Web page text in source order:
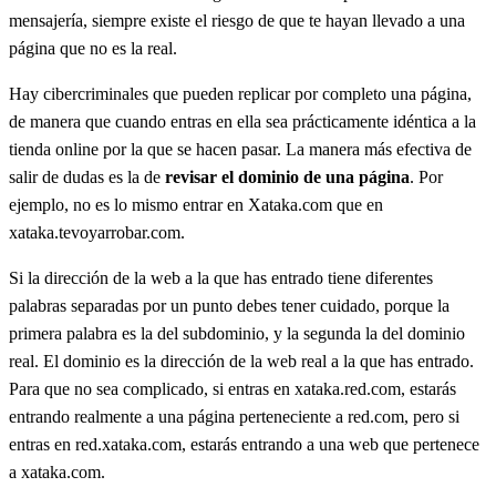
mensajería, siempre existe el riesgo de que te hayan llevado a una
página que no es la real.
Hay cibercriminales que pueden replicar por completo una página,
de manera que cuando entras en ella sea prácticamente idéntica a la
tienda online por la que se hacen pasar. La manera más efectiva de
salir de dudas es la de revisar el dominio de una página. Por
ejemplo, no es lo mismo entrar en Xataka.com que en
xataka.tevoyarrobar.com.
Si la dirección de la web a la que has entrado tiene diferentes
palabras separadas por un punto debes tener cuidado, porque la
primera palabra es la del subdominio, y la segunda la del dominio
real. El dominio es la dirección de la web real a la que has entrado.
Para que no sea complicado, si entras en xataka.red.com, estarás
entrando realmente a una página perteneciente a red.com, pero si
entras en red.xataka.com, estarás entrando a una web que pertenece
a xataka.com.